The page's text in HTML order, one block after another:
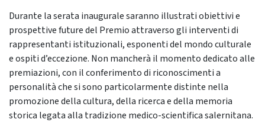
Durante la serata inaugurale saranno illustrati obiettivi e
prospettive future del Premio attraverso gli interventi di
rappresentanti istituzionali, esponenti del mondo culturale
e ospiti d’eccezione. Non mancherà il momento dedicato alle
premiazioni, con il conferimento di riconoscimenti a
personalità che si sono particolarmente distinte nella
promozione della cultura, della ricerca e della memoria
storica legata alla tradizione medico-scientifica salernitana.